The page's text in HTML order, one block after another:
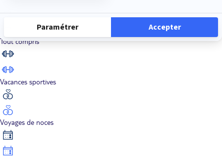
Tout compris
Vacances sportives
Voyages de noces